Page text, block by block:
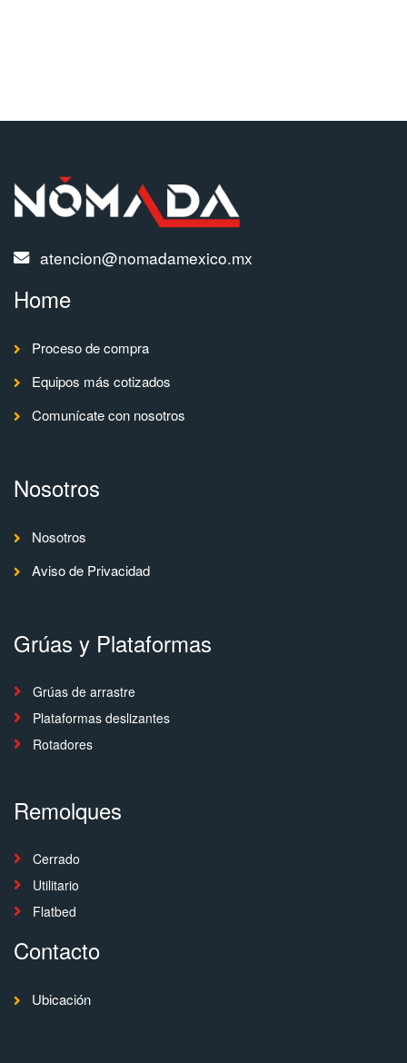
atencion@nomadamexico.mx
Home
Proceso de compra
Equipos más cotizados
Comunícate con nosotros
Nosotros
Nosotros
Aviso de Privacidad
Grúas y Plataformas
Grúas de arrastre
Plataformas deslizantes
Rotadores
Remolques
Cerrado
Utilitario
Flatbed
Contacto
Ubicación